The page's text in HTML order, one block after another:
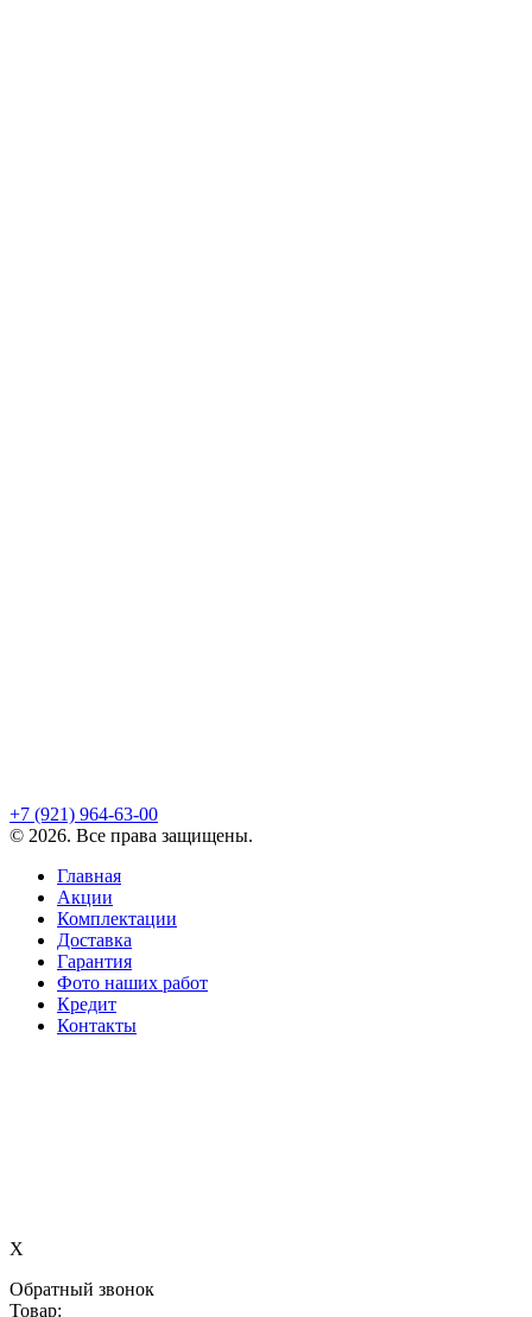
+7 (921) 964-63-00
© 2026. Все права защищены.
Главная
Акции
Комплектации
Доставка
Гарантия
Фото наших работ
Кредит
Контакты
X
Обратный звонок
Товар: